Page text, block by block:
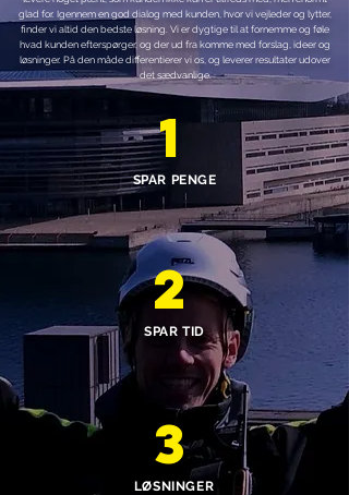
glad for. Igennem en god dialog med kunden, hvor vi vejleder og lytter,
finder vi altid den bedste løsning. Vi er dygtige til at fornemme og føle
hvad kunden efterspørger, og der ud fra komme med forslag, ideer og
løsninger. På den måde differentierer vi os, og leverer resultater udover
det sædvanlige.
1
SPAR PENGE
2
SPAR TID
3
LØSNINGER